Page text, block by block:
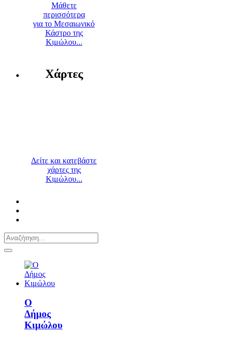
Μάθετε
περισσότερα
για το Μεσαιωνικό
Κάστρο της
Κιμώλου...
Χάρτες
Δείτε και κατεβάστε
χάρτες της
Κιμώλου...
Ο
Δήμος
Κιμώλου